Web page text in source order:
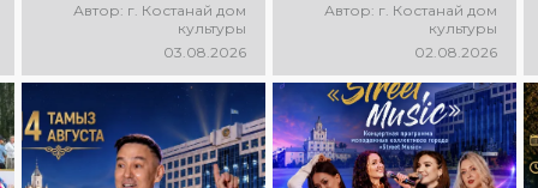
концертная
ансамбля танца
«Карнавал»!
ансамбля — Шамиль
Фахрутдинов. Вас
ждут зрелищные
Автор: г. Костанай дом
культуры
03.08.2026
праздничная DJ-
программа! Вас ждут
современные
музыкальные хиты,
зажигательные
ритмы, мощная
энергия и яркие
эмоции!
Автор: г. Костанай дом
культуры
02.08.2026